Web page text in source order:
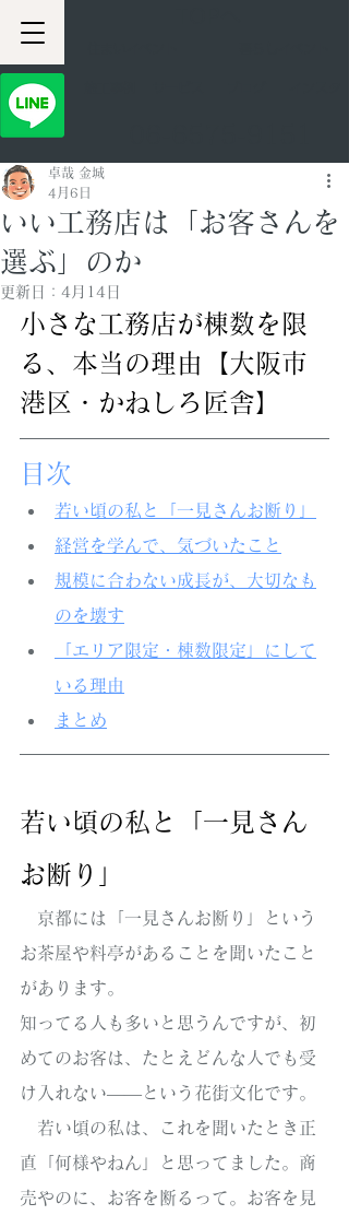
いい工務店は「お客さんを
選ぶ」のか
卓哉 金城
4月6日
更新日： 4月14日
小さな工務店が棟数を限
る、本当の理由【大阪市
港区・かねしろ匠舎】
目次
若い頃の私と「一見さんお断り」
経営を学んで、気づいたこと
規模に合わない成長が、大切なも
のを壊す
「エリア限定・棟数限定」にして
いる理由
まとめ
若い頃の私と「一見さん
お断り」
京都には「一見さんお断り」という
お茶屋や料亭があることを聞いたこと
があります。
知ってる人も多いと思うんですが、初
めてのお客は、たとえどんな人でも受
け入れない——という花街文化です。
若い頃の私は、これを聞いたとき正
直「何様やねん」と思ってました。商
売やのに、お客を断るって。お客を見